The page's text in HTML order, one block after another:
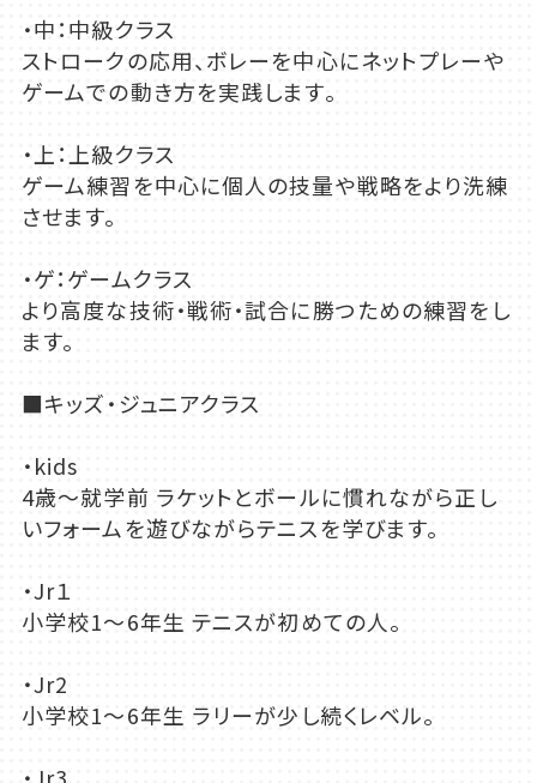
・中：中級クラス
ストロークの応用、ボレーを中心にネットプレーや
ゲームでの動き方を実践します。
・上：上級クラス
ゲーム練習を中心に個人の技量や戦略をより洗練
させます。
・ゲ：ゲームクラス
より高度な技術・戦術・試合に勝つための練習をし
ます。
■キッズ・ジュニアクラス
・kids
4歳～就学前 ラケットとボールに慣れながら正し
いフォームを遊びながらテニスを学びます。
・Jr１
小学校1～6年生 テニスが初めての人。
・Jr2
小学校1～6年生 ラリーが少し続くレベル。